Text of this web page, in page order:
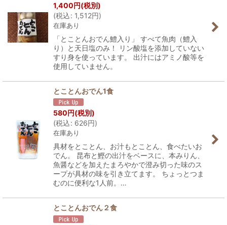
1,400円(税別)
(税込: 1,512円)
在庫あり
「とことんおでん鱧入り」 すべて魚肉（鱧入
り）と天日塩のみ！ リン酸塩を添加していない
すり身を使っています。 出汁にはアミノ酸等を
使用していません。
とことんおでん1食
580円(税別)
(税込: 626円)
在庫あり
具材をとことん、お汁もとことん、食べたいお
でん。 昆布と鰹の出汁をベースに、本みりん、
魚醤などを加えたまろやかで澄み切った味のス
ープが具材の味を引き立てます。 ちょっとつま
むのに便利な1人前。…
とことんおでん２食